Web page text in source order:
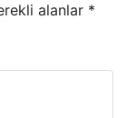
alanlar *